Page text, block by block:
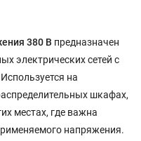
380 В предназначен
электрических сетей с
на
шкафах,
местах, где важна
напряжения.